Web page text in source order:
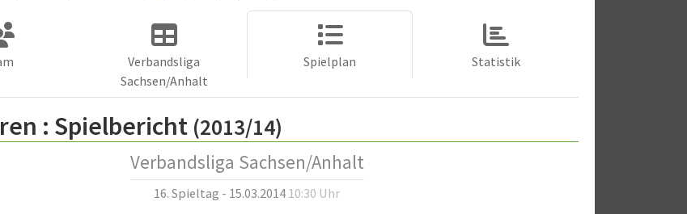
Verbandsliga
Sachsen/Anhalt
Spielplan Statistik
: Spielbericht (2013/14)
Verbandsliga Sachsen/Anhalt
16. Spieltag - 15.03.2014 10:30 Uhr